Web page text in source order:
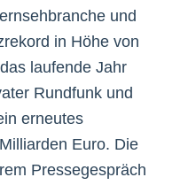
und
in Höhe von
laufende Jahr
Rundfunk und
erneutes
Euro. Die
Pressegespräch